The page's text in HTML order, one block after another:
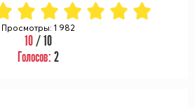
Просмотры: 1 982
10/ 10
Голосов: 2